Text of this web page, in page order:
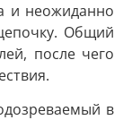
и неожиданно
Общий
после чего
в